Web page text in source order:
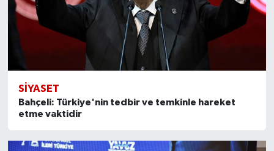
SİYASET
Bahçeli: Türkiye'nin tedbir ve temkinle hareket
etme vaktidir